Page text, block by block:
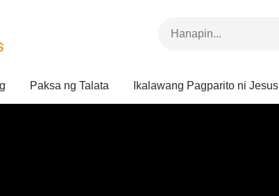
Paksa ng Talata Ikalawang Pagparito ni Jesus